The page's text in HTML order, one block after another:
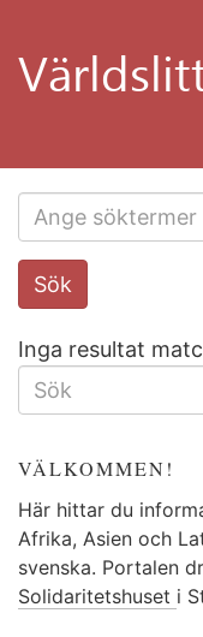
huvudinnehåll
Search
this
Sök
Inga resultat
SÖKFORMULÄR
VÄLKOMMEN!
Här hittar du
Afrika, Asien och
svenska. Portalen
Solidaritetshuset i